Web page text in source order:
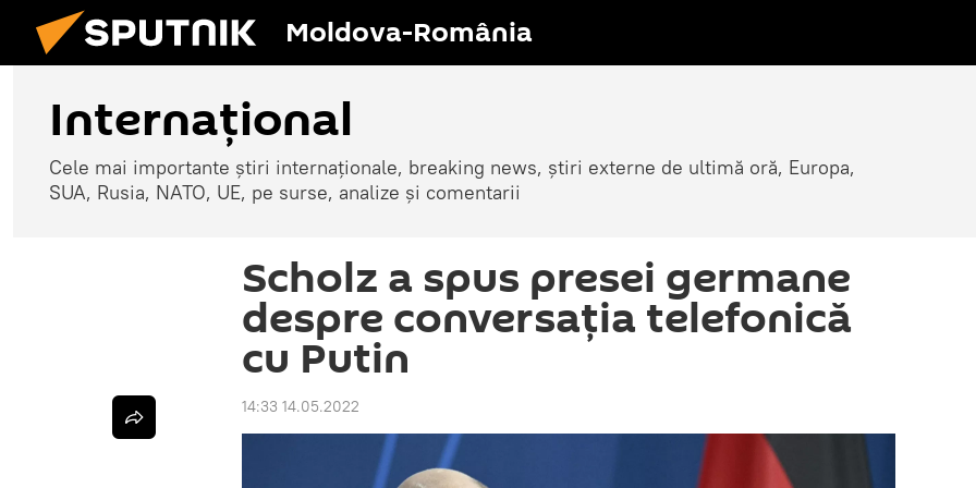
Moldova-România
Internaţional
Cele mai importante știri internaționale, breaking news, știri externe de ultimă oră, Europa,
SUA, Rusia, NATO, UE, pe surse, analize și comentarii
Scholz a spus presei germane
despre conversația telefonică
cu Putin
14:33 14.05.2022